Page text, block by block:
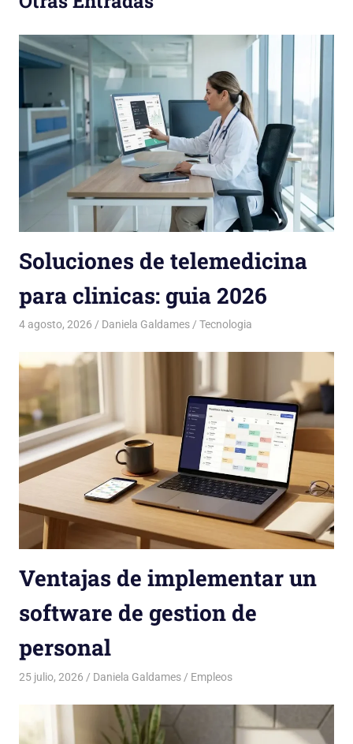
Soluciones de telemedicina
para clinicas: guia 2026
4 agosto, 2026 Daniela Galdames Tecnologia
Ventajas de implementar un
software de gestion de
personal
25 julio, 2026 Daniela Galdames Empleos